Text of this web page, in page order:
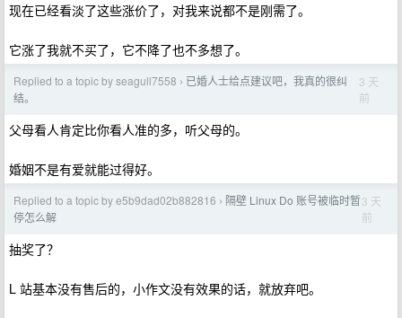
现在已经看淡了这些涨价了，对我来说都不是刚需了。
它涨了我就不买了，它不降了也不多想了。
Replied to a topic by seagull7558 › 已婚人士给点建议吧，我真的很纠
结。
3 天
前
父母看人肯定比你看人准的多，听父母的。
婚姻不是有爱就能过得好。
Replied to a topic by e5b9dad02b882816 › 隔壁 Linux Do 账号被临时暂
停怎么解
3 天
前
抽奖了？
L 站基本没有售后的，小作文没有效果的话，就放弃吧。